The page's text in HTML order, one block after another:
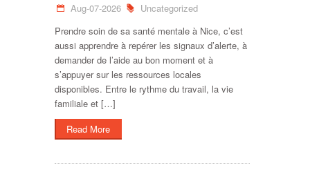
Aug-07-2026
Uncategorized
Prendre soin de sa santé mentale à Nice, c’est
aussi apprendre à repérer les signaux d’alerte, à
demander de l’aide au bon moment et à
s’appuyer sur les ressources locales
disponibles. Entre le rythme du travail, la vie
familiale et […]
Read More